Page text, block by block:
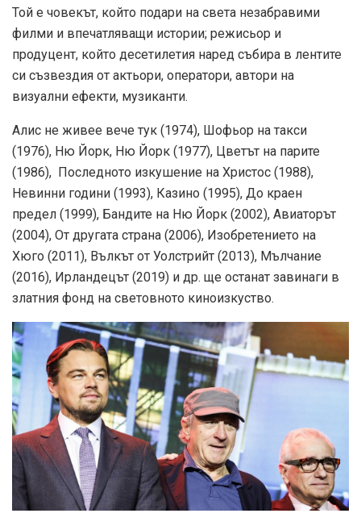
Той е човекът, който подари на света незабравими
филми и впечатляващи истории; режисьор и
продуцент, който десетилетия наред събира в лентите
си съзвездия от актьори, оператори, автори на
визуални ефекти, музиканти.
Алис не живее вече тук (1974), Шофьор на такси
(1976), Ню Йорк, Ню Йорк (1977), Цветът на парите
(1986), Последното изкушение на Христос (1988),
Невинни години (1993), Казино (1995), До краен
предел (1999), Бандите на Ню Йорк (2002), Авиаторът
(2004), От другата страна (2006), Изобретението на
Хюго (2011), Вълкът от Уолстрийт (2013), Мълчание
(2016), Ирландецът (2019) и др. ще останат завинаги в
златния фонд на световното киноизкуство.